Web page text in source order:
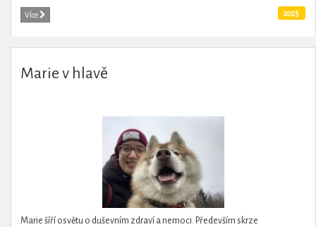
Více 2025
Marie v hlavě
Marie šíří osvětu o duševním zdraví a nemoci. Především skrze